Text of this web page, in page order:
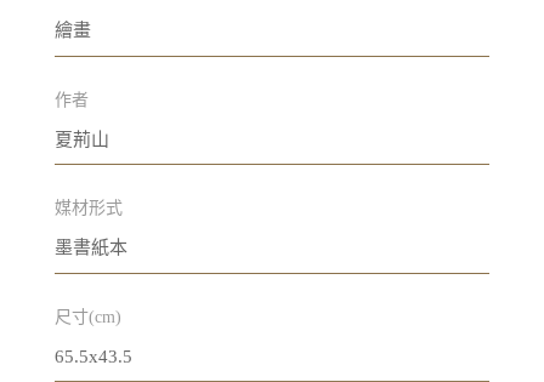
繪畫
作者
夏荊山
媒材形式
墨書紙本
尺寸(cm)
65.5x43.5